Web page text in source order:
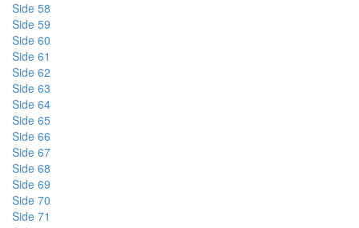
Side 58
Side 59
Side 60
Side 61
Side 62
Side 63
Side 64
Side 65
Side 66
Side 67
Side 68
Side 69
Side 70
Side 71